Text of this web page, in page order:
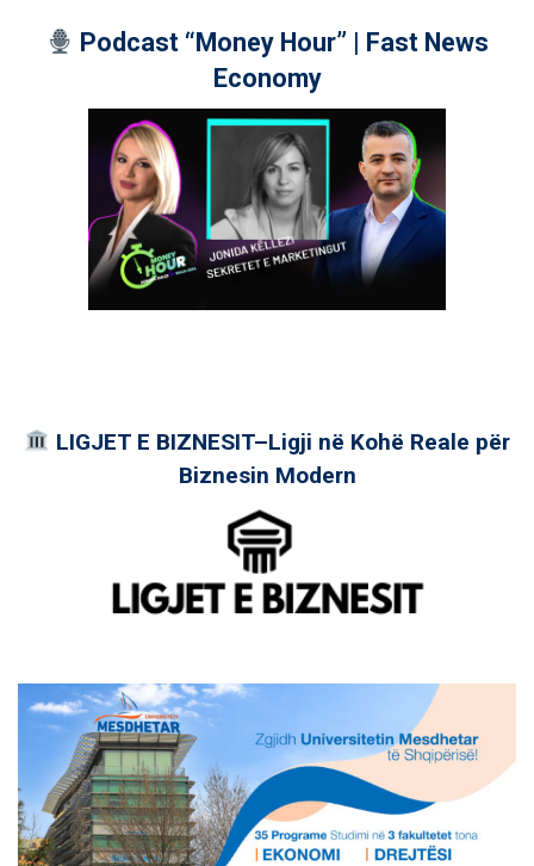
Podcast “Money Hour” | Fast News
Economy
LIGJET E BIZNESIT–Ligji në Kohë Reale për
Biznesin Modern